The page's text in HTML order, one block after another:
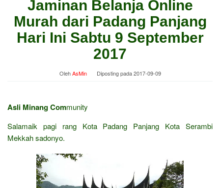
Jaminan Belanja Online
Murah dari Padang Panjang
Hari Ini Sabtu 9 September
2017
OlehAsMin Diposting pada2017-09-09
Asli Minang Community
Salamaik pagi rang Kota Padang Panjang Kota Serambi
Mekkah sadonyo.